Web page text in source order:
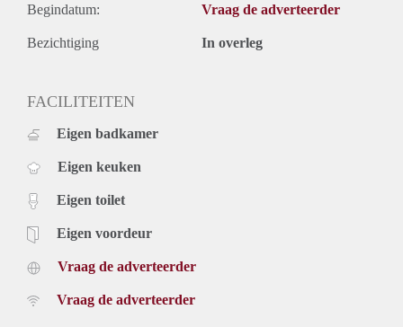
Begindatum: Vraag de adverteerder
Bezichtiging In overleg
FACILITEITEN
Eigen badkamer
Eigen keuken
Eigen toilet
Eigen voordeur
Vraag de adverteerder
Vraag de adverteerder